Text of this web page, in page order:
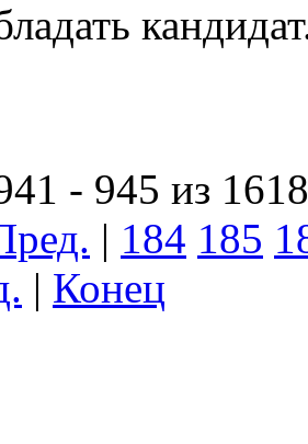
- 945 из 1618
| 184 185
| Конец